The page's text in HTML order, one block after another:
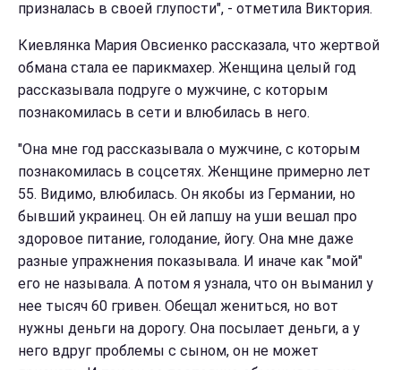
призналась в своей глупости", - отметила Виктория.
Киевлянка Мария Овсиенко рассказала, что жертвой
обмана стала ее парикмахер. Женщина целый год
рассказывала подруге о мужчине, с которым
познакомилась в сети и влюбилась в него.
"Она мне год рассказывала о мужчине, с которым
познакомилась в соцсетях. Женщине примерно лет
55. Видимо, влюбилась. Он якобы из Германии, но
бывший украинец. Он ей лапшу на уши вешал про
здоровое питание, голодание, йогу. Она мне даже
разные упражнения показывала. И иначе как "мой"
его не называла. А потом я узнала, что он выманил у
нее тысяч 60 гривен. Обещал жениться, но вот
нужны деньги на дорогу. Она посылает деньги, а у
него вдруг проблемы с сыном, он не может